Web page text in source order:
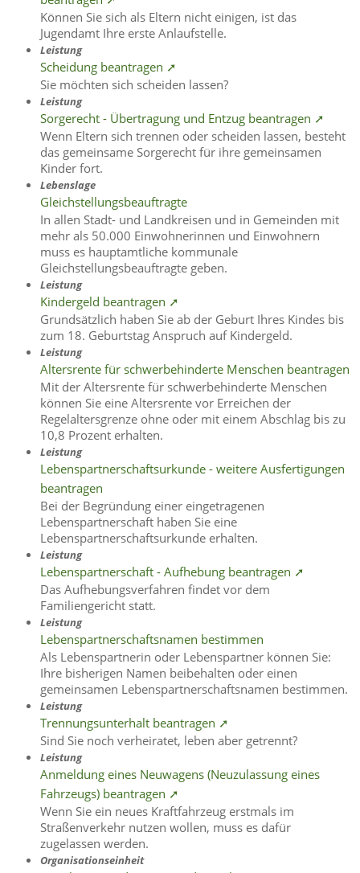
Können Sie sich als Eltern nicht einigen, ist das
Jugendamt Ihre erste Anlaufstelle.
Leistung
Scheidung beantragen ➚
Sie möchten sich scheiden lassen?
Leistung
Sorgerecht - Übertragung und Entzug beantragen ➚
Wenn Eltern sich trennen oder scheiden lassen, besteht
das gemeinsame Sorgerecht für ihre gemeinsamen
Kinder fort.
Lebenslage
Gleichstellungsbeauftragte
In allen Stadt- und Landkreisen und in Gemeinden mit
mehr als 50.000 Einwohnerinnen und Einwohnern
muss es hauptamtliche kommunale
Gleichstellungsbeauftragte geben.
Leistung
Kindergeld beantragen ➚
Grundsätzlich haben Sie ab der Geburt Ihres Kindes bis
zum 18. Geburtstag Anspruch auf Kindergeld.
Leistung
Altersrente für schwerbehinderte Menschen beantragen
Mit der Altersrente für schwerbehinderte Menschen
können Sie eine Altersrente vor Erreichen der
Regelaltersgrenze ohne oder mit einem Abschlag bis zu
10,8 Prozent erhalten.
Leistung
Lebenspartnerschaftsurkunde - weitere Ausfertigungen
beantragen
Bei der Begründung einer eingetragenen
Lebenspartnerschaft haben Sie eine
Lebenspartnerschaftsurkunde erhalten.
Leistung
Lebenspartnerschaft - Aufhebung beantragen ➚
Das Aufhebungsverfahren findet vor dem
Familiengericht statt.
Leistung
Lebenspartnerschaftsnamen bestimmen
Als Lebenspartnerin oder Lebenspartner können Sie:
Ihre bisherigen Namen beibehalten oder einen
gemeinsamen Lebenspartnerschaftsnamen bestimmen.
Leistung
Trennungsunterhalt beantragen ➚
Sind Sie noch verheiratet, leben aber getrennt?
Leistung
Anmeldung eines Neuwagens (Neuzulassung eines
Fahrzeugs) beantragen ➚
Wenn Sie ein neues Kraftfahrzeug erstmals im
Straßenverkehr nutzen wollen, muss es dafür
zugelassen werden.
Organisationseinheit